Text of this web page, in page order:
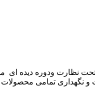
تکنوست با مدیریت مهندس علی
نگهداری تمامی